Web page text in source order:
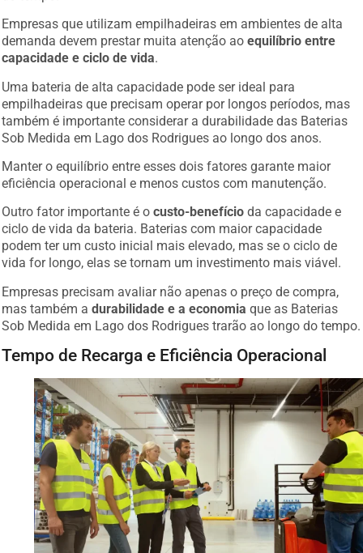
Empresas que utilizam empilhadeiras em ambientes de alta
demanda devem prestar muita atenção aoequilíbrio entre
capacidade e ciclo de vida
Uma bateria de alta capacidade pode ser ideal para
empilhadeiras que precisam operar por longos períodos, mas
também é importante considerar a durabilidade das Baterias
Sob Medida em Lago dos Rodrigues ao longo dos anos.
Manter o equilíbrio entre esses dois fatores garante maior
eficiência operacional e menos custos com manutenção.
Outro fator importante é ocusto-benefício da capacidade e
ciclo de vida da bateria. Baterias com maior capacidade
podem ter um custo inicial mais elevado, mas se o ciclo de
vida for longo, elas se tornam um investimento mais viável.
Empresas precisam avaliar não apenas o preço de compra,
mas também adurabilidade e a economia que as Baterias
Sob Medida em Lago dos Rodrigues trarão ao longo do tempo.
Tempo de Recarga e Eficiência Operacional